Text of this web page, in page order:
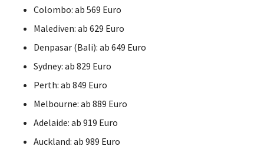
Colombo: ab 569 Euro
Malediven: ab 629 Euro
Denpasar (Bali): ab 649 Euro
Sydney: ab 829 Euro
Perth: ab 849 Euro
Melbourne: ab 889 Euro
Adelaide: ab 919 Euro
Auckland: ab 989 Euro